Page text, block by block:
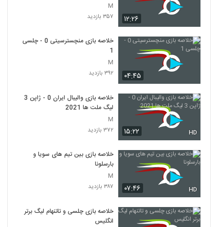
۱۲:۲۶
M
۳۵۷ بازدید
۰۴:۴۵
خلاصه بازی منچسترسیتی 0 - چلسی
1
M
۳۹۲ بازدید
۱۵:۲۲ HD
خلاصه بازی والیبال ایران 0 - ژاپن 3
لیگ ملت ها 2021
M
۳۷۲ بازدید
۰۷:۴۶ HD
خلاصه بازی بین تیم های سویا و
بارسلونا
M
۳۸۷ بازدید
خلاصه بازی چلسی و تاتنهام لیگ برتر
انگلیس